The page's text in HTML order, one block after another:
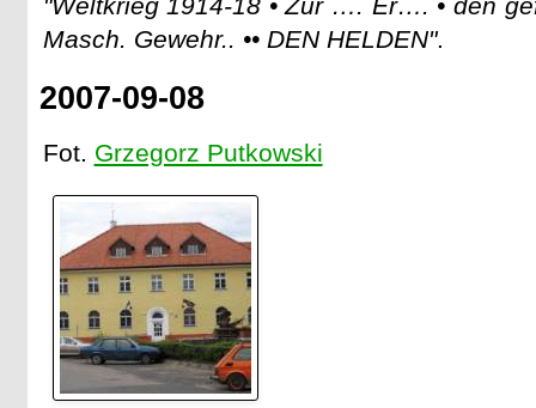
Masch. Gewehr.. •• DEN HELDEN".
2007-09-08
Fot. Grzegorz Putkowski